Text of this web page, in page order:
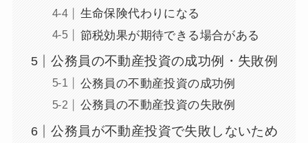
生命保険代わりになる
節税効果が期待できる場合がある
公務員の不動産投資の成功例・失敗例
公務員の不動産投資の成功例
公務員の不動産投資の失敗例
公務員が不動産投資で失敗しないため